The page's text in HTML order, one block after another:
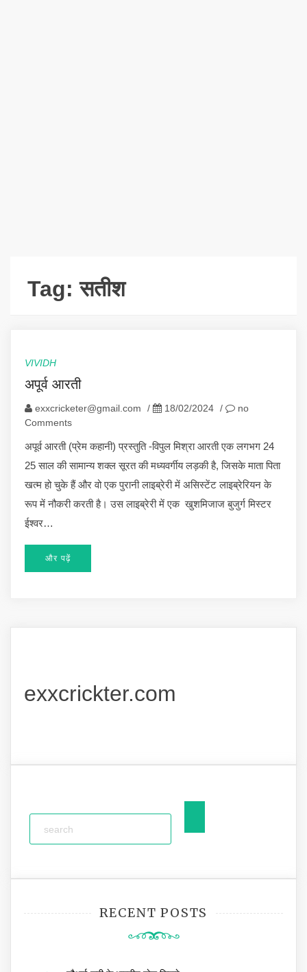
Tag:सतीश
VIVIDH
अपूर्व आरती
exxcricketer@gmail.com / 18/02/2024 /
no
Comments
अपूर्व आरती (प्रेम कहानी) प्रस्तुति -विपुल मिश्रा आरती एक लगभग 24
25 साल की सामान्य शक्ल सूरत की मध्यवर्गीय लड़की है, जिसके माता पिता
खत्म हो चुके हैं और वो एक पुरानी लाइब्रेरी में असिस्टेंट लाइब्रेरियन के
रूप में नौकरी करती है। उस लाइब्रेरी में एक खुशमिजाज बुजुर्ग मिस्टर
ईश्वर…
और पढ़ें
exxcrickter.com
RECENT POSTS